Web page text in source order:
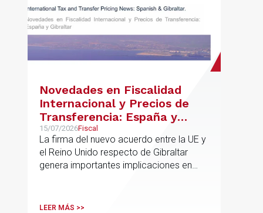
Novedades en Fiscalidad
Internacional y Precios de
Transferencia: España y
Gibraltar
15/07/2026Fiscal
La firma del nuevo acuerdo entre la UE y
el Reino Unido respecto de Gibraltar
genera importantes implicaciones en
LEER MÁS >>